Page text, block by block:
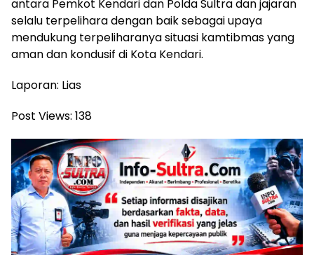
antara Pemkot Kendari dan Polda Sultra dan jajaran
selalu terpelihara dengan baik sebagai upaya
mendukung terpeliharanya situasi kamtibmas yang
aman dan kondusif di Kota Kendari.
Laporan: Lias
Post Views: 138